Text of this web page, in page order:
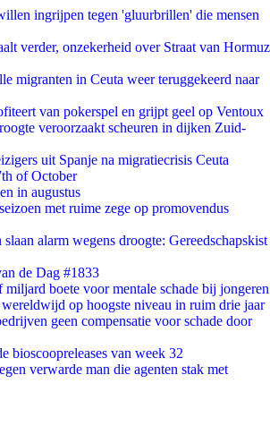
ingrijpen tegen 'gluurbrillen' die mensen
verder, onzekerheid over Straat van Hormuz
migranten in Ceuta weer teruggekeerd naar
van pokerspel en grijpt geel op Ventoux
veroorzaakt scheuren in dijken Zuid-
uit Spanje na migratiecrisis Ceuta
of October
in augustus
met ruime zege op promovendus
slaan alarm wegens droogte: Gereedschapskist
de Dag #1833
boete voor mentale schade bij jongeren
op hoogste niveau in ruim drie jaar
geen compensatie voor schade door
bioscoopreleases van week 32
verwarde man die agenten stak met